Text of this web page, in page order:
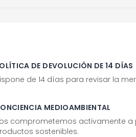
DE DEVOLUCIÓN DE 14 DÍAS
de 14 días para revisar la
MEDIOAMBIENTAL
comprometemos activamente
sostenibles.